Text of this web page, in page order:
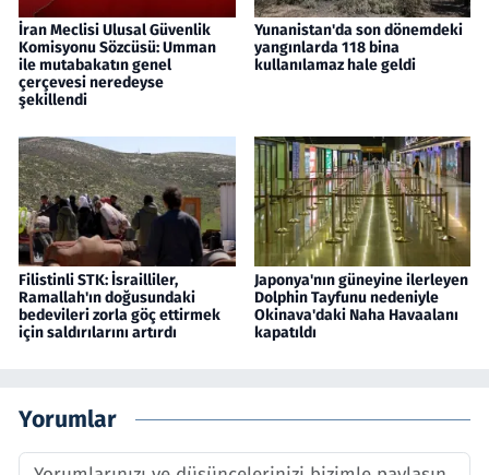
İran Meclisi Ulusal Güvenlik
Komisyonu Sözcüsü: Umman
ile mutabakatın genel
çerçevesi neredeyse
şekillendi
Yunanistan'da son dönemdeki
yangınlarda 118 bina
kullanılamaz hale geldi
Filistinli STK: İsrailliler,
Ramallah'ın doğusundaki
bedevileri zorla göç ettirmek
için saldırılarını artırdı
Japonya'nın güneyine ilerleyen
Dolphin Tayfunu nedeniyle
Okinava'daki Naha Havaalanı
kapatıldı
Yorumlar